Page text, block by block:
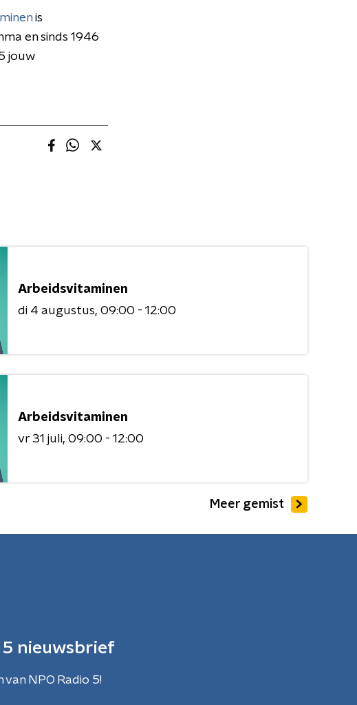
is
en sinds 1946
jouw
Arbeidsvitaminen
di 4 augustus 09:00 - 12:00
Arbeidsvitaminen
vr 31 juli 09:00 - 12:00
Meer gemist
5 nieuwsbrief
van NPO Radio 5!